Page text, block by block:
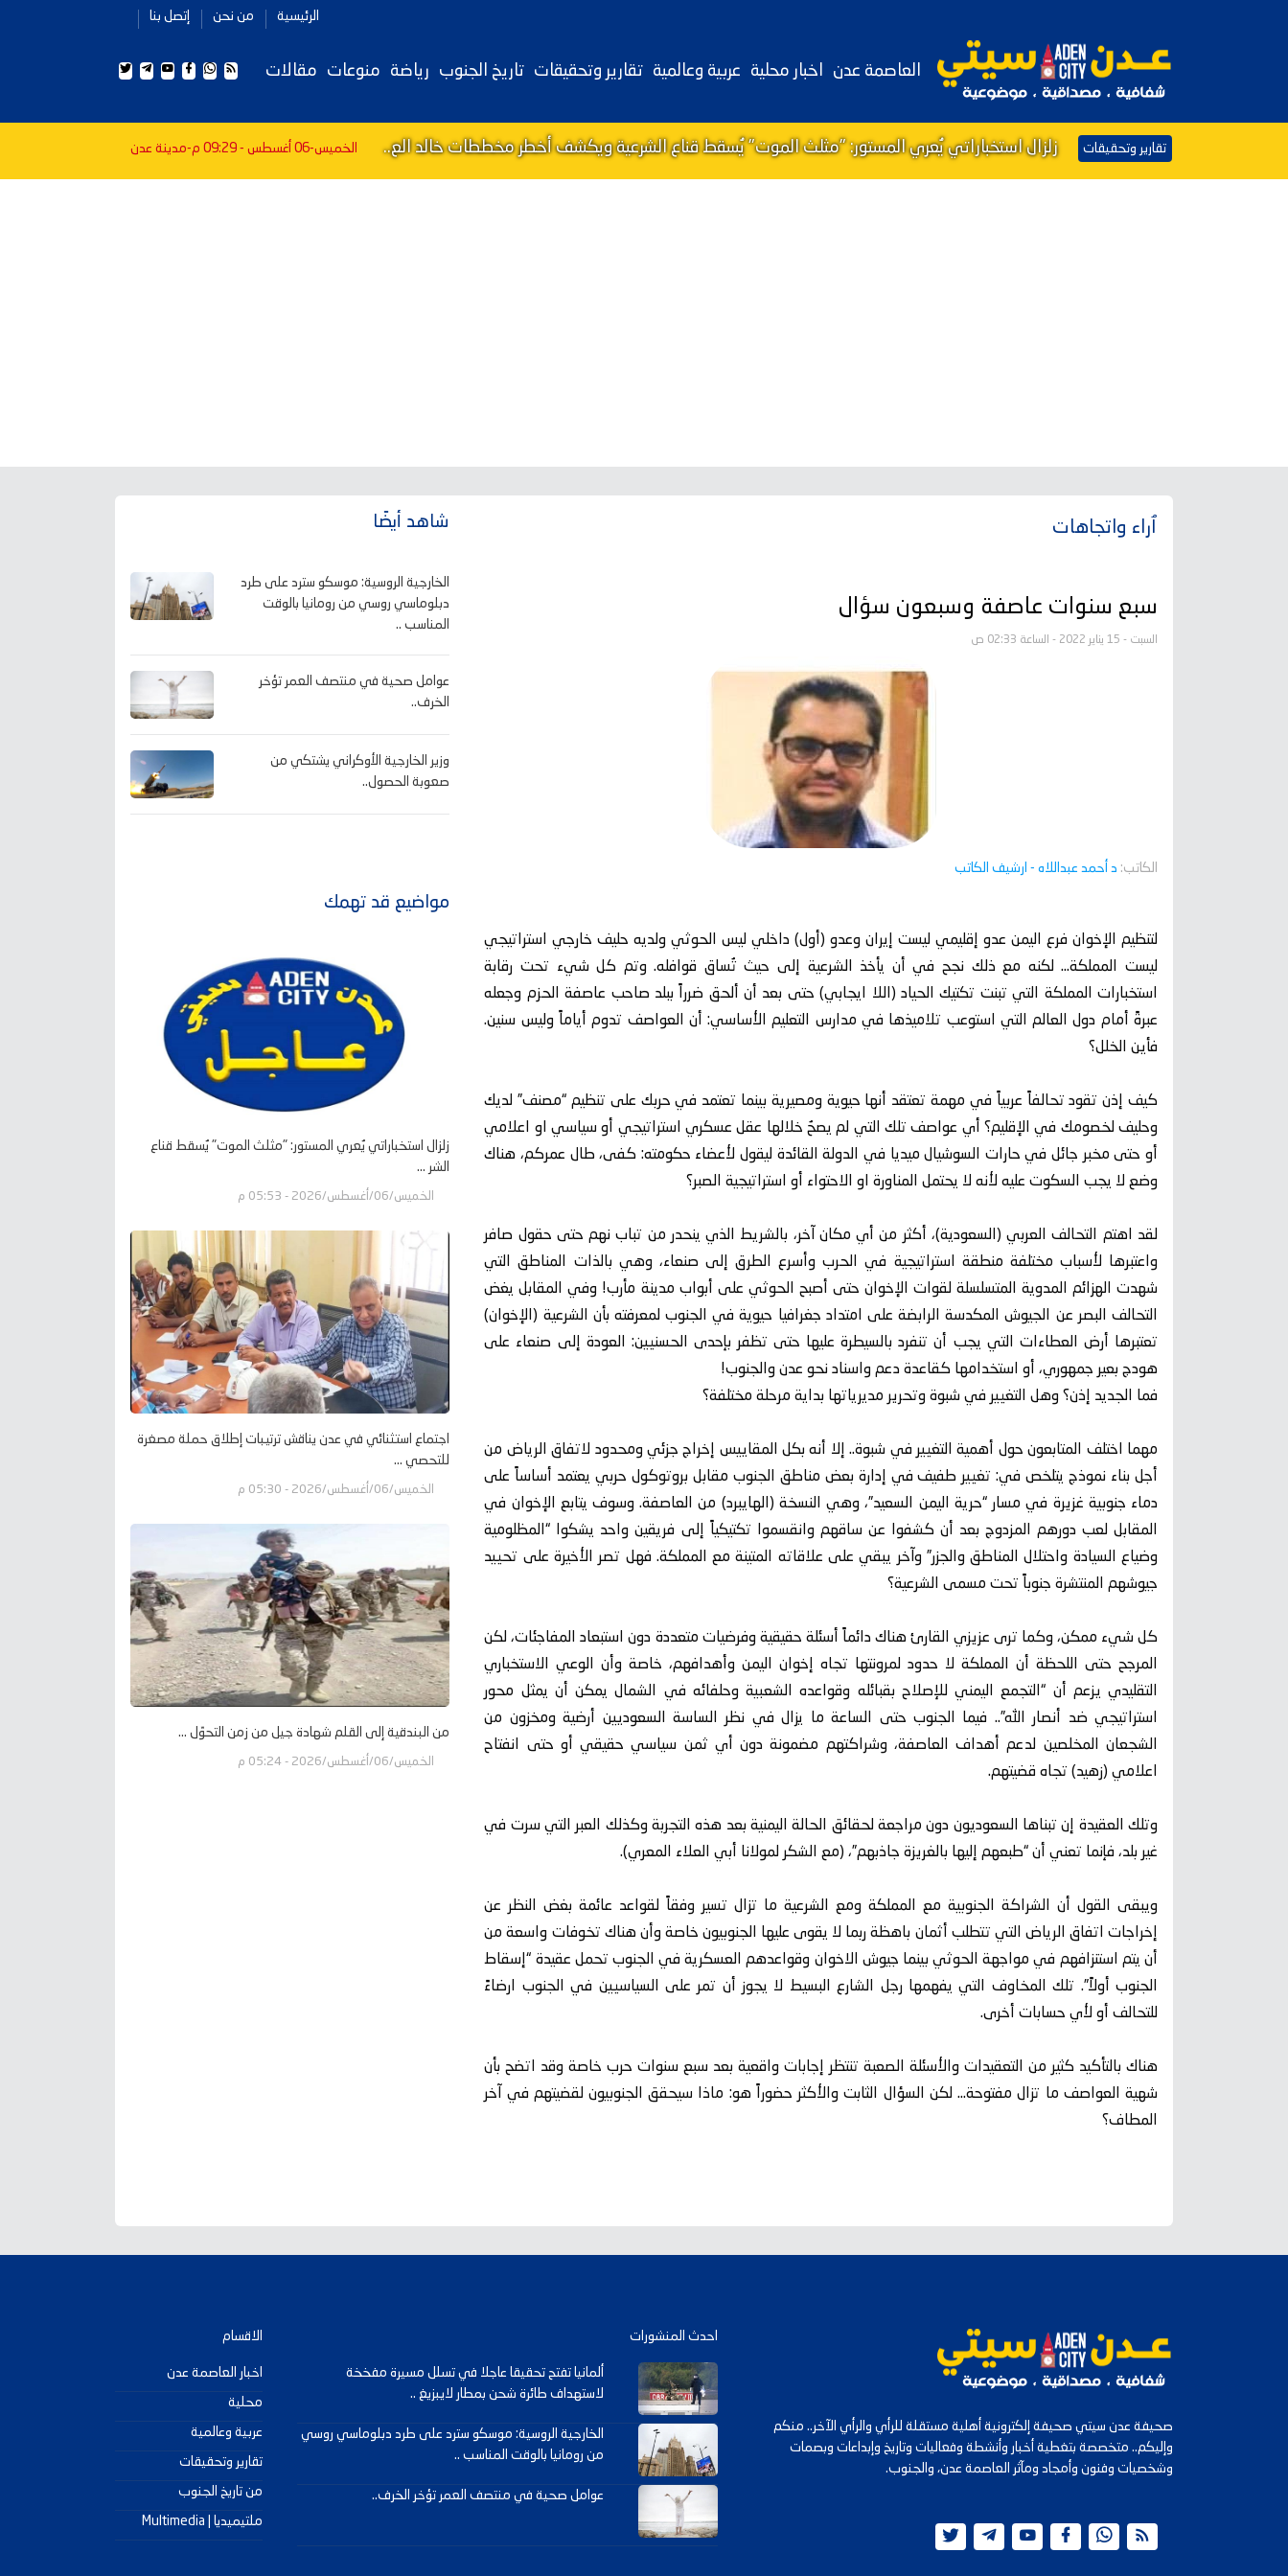
الرئيسية من نحن إتصل بنا
العاصمة عدن اخبار محلية عربية وعالمية تقارير وتحقيقات تاريخ الجنوب رياضة منوعات مقالات
تقارير وتحقيقات زلزال استخباراتي يُعري المستور: "مثلث الموت" يُسقط قناع الشرعية ويكشف أخطر مخططات خالد الع.. الخميس-06 أغسطس - 09:29 م -مدينة عدن
ٱراء واتجاهات
سبع سنوات عاصفة وسبعون سؤال
السبت - 15 يناير 2022 - الساعة 02:33 ص
الكاتب: د أحمد عبداللاه - ارشيف الكاتب
لتنظيم الإخوان فرع اليمن عدو إقليمي ليست إيران وعدو (أول) داخلي ليس الحوثي ولديه حليف خارجي استراتيجي
ليست المملكة… لكنه مع ذلك نجح في أن يأخذ الشرعية إلى حيث تُساق قوافله. وتم كل شيء تحت رقابة
استخبارات المملكة التي تبنت تكتيك الحياد (اللا ايجابي) حتى بعد أن ألحق ضرراً ببلد صاحب عاصفة الحزم وجعله
عبرةً أمام دول العالم التي استوعب تلاميذها في مدارس التعليم الأساسي: أن العواصف تدوم أياماً وليس سنين.
فأين الخلل؟
كيف إذن تقود تحالفاً عربياً في مهمة تعتقد أنها حيوية ومصيرية بينما تعتمد في حربك على تنظيم “مصنف” لديك
وحليف لخصومك في الإقليم؟ أي عواصف تلك التي لم يصحُ خلالها عقل عسكري استراتيجي أو سياسي او اعلامي
أو حتى مخبر جائل في حارات السوشيال ميديا في الدولة القائدة ليقول لأعضاء حكومته: كفى، طال عمركم، هناك
وضع لا يجب السكوت عليه لأنه لا يحتمل المناورة او الاحتواء أو استراتيجية الصبر؟
لقد اهتم التحالف العربي (السعودية)، أكثر من أي مكان آخر، بالشريط الذي ينحدر من تباب نهم حتى حقول صافر
واعتبرها لأسباب مختلفة منطقة استراتيجية في الحرب وأسرع الطرق إلى صنعاء، وهي بالذات المناطق التي
شهدت الهزائم المدوية المتسلسلة لقوات الإخوان حتى أصبح الحوثي على أبواب مدينة مأرب! وفي المقابل يغض
التحالف البصر عن الجيوش المكدسة الرابضة على امتداد جغرافيا حيوية في الجنوب لمعرفته بأن الشرعية (الإخوان)
تعتبرها أرض العطاءات التي يجب أن تنفرد بالسيطرة عليها حتى تظفر بإحدى الحسنيين: العودة إلى صنعاء على
هودج بعير جمهوري، أو استخدامها كقاعدة دعم واسناد نحو عدن والجنوب!
فما الجديد إذن؟ وهل التغيير في شبوة وتحرير مديرياتها بداية مرحلة مختلفة؟
مهما اختلف المتابعون حول أهمية التغيير في شبوة.. إلا أنه بكل المقاييس إخراج جزئي ومحدود لاتفاق الرياض من
أجل بناء نموذج يتلخص في: تغيير طفيف في إدارة بعض مناطق الجنوب مقابل بروتوكول حربي يعتمد أساساً على
دماء جنوبية غزيرة في مسار “حرية اليمن السعيد”، وهي النسخة (الهايبرد) من العاصفة. وسوف يتابع الإخوان في
المقابل لعب دورهم المزدوج بعد أن كشفوا عن ساقهم وانقسموا تكتيكياً إلى فريقين واحد يشكوا “المظلومية
وضياع السيادة واحتلال المناطق والجزر” وآخر يبقي على علاقاته المتينة مع المملكة. فهل تصر الأخيرة على تحييد
جيوشهم المنتشرة جنوباً تحت مسمى الشرعية؟
كل شيء ممكن، وكما ترى عزيزي القارئ هناك دائماً أسئلة حقيقية وفرضيات متعددة دون استبعاد المفاجئات، لكن
المرجح حتى اللحظة أن المملكة لا حدود لمرونتها تجاه إخوان اليمن وأهدافهم، خاصة وأن الوعي الاستخباري
التقليدي يزعم أن “التجمع اليمني للإصلاح بقبائله وقواعده الشعبية وحلفائه في الشمال يمكن أن يمثل محور
استراتيجي ضد أنصار الله”.. فيما الجنوب حتى الساعة ما يزال في نظر الساسة السعوديين أرضية ومخزون من
الشجعان المخلصين لدعم أهداف العاصفة، وشراكتهم مضمونة دون أي ثمن سياسي حقيقي أو حتى انفتاح
اعلامي (زهيد) تجاه قضيتهم.
وتلك العقيدة إن تبناها السعوديون دون مراجعة لحقائق الحالة اليمنية بعد هذه التجربة وكذلك العبر التي سرت في
غير بلد، فإنما تعني أن “طبعهم إليها بالغريزة جاذبهم”، (مع الشكر لمولانا أبي العلاء المعري).
ويبقى القول أن الشراكة الجنوبية مع المملكة ومع الشرعية ما تزال تسير وفقاً لقواعد عائمة بغض النظر عن
إخراجات اتفاق الرياض التي تتطلب أثمان باهظة ربما لا يقوى عليها الجنوبيون خاصة وأن هناك تخوفات واسعة من
أن يتم استنزافهم في مواجهة الحوثي بينما جيوش الاخوان وقواعدهم العسكرية في الجنوب تحمل عقيدة “إسقاط
الجنوب أولاً”. تلك المخاوف التي يفهمها رجل الشارع البسيط لا يجوز أن تمر على السياسيين في الجنوب ارضاءً
للتحالف أو لأي حسابات أخرى.
هناك بالتأكيد كثير من التعقيدات والأسئلة الصعبة تنتظر إجابات واقعية بعد سبع سنوات حرب خاصة وقد اتضح بأن
شهية العواصف ما تزال مفتوحة… لكن السؤال الثابت والأكثر حضوراً هو: ماذا سيحقق الجنوبيون لقضيتهم في آخر
المطاف؟
شاهد أيضًا
الخارجية الروسية: موسكو سترد على طرد
دبلوماسي روسي من رومانيا بالوقت
المناسب ..
عوامل صحية في منتصف العمر تؤخر
الخرف..
وزير الخارجية الأوكراني يشتكي من
صعوبة الحصول..
مواضيع قد تهمك
زلزال استخباراتي يُعري المستور: "مثلث الموت" يُسقط قناع
الشر ...
الخميس/06/أغسطس/2026 - 05:53 م
اجتماع استثنائي في عدن يناقش ترتيبات إطلاق حملة مصغرة
للتحصي ...
الخميس/06/أغسطس/2026 - 05:30 م
من البندقية إلى القلم شهادة جيل من زمن التحوّل ...
الخميس/06/أغسطس/2026 - 05:24 م
صحيفة عدن سيتي صحيفة إلكترونية أهلية مستقلة للرأي والرأي الآخر.. منكم
وإليكم.. متخصصة بتغطية أخبار وأنشطة وفعاليات وتاريخ وإبداعات وبصمات
وشخصيات وفنون وأمجاد ومآثر العاصمة عدن، والجنوب.
احدث المنشورات
ألمانيا تفتح تحقيقا عاجلا في تسلل مسيرة مفخخة
لاستهداف طائرة شحن بمطار لايبزيغ ..
الخارجية الروسية: موسكو سترد على طرد دبلوماسي روسي
من رومانيا بالوقت المناسب ..
عوامل صحية في منتصف العمر تؤخر الخرف..
الاقسام
اخبار العاصمة عدن
محلية
عربية وعالمية
تقارير وتحقيقات
من تاريخ الجنوب
ملتيميديا | Multimedia